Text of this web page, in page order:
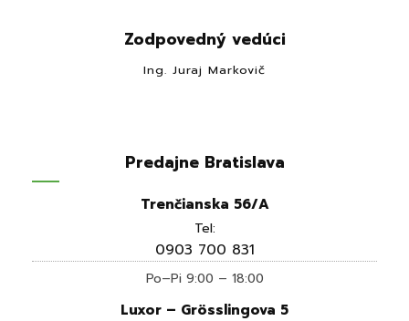
Zodpovedný vedúci
Ing. Juraj Markovič
Predajne Bratislava
Trenčianska 56/A
Tel:
0903 700 831
Po–Pi 9:00 – 18:00
Luxor – Grösslingova 5